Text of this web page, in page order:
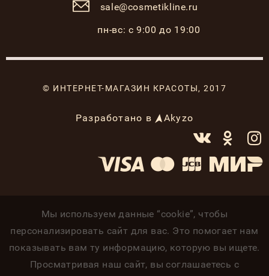
sale@cosmetikline.ru
пн-вс: с 9:00 до 19:00
© ИНТЕРНЕТ-МАГАЗИН КРАСОТЫ, 2017
Разработано в Akyzo
Мы используем данные “cookie”, чтобы
персонализировать сайт для вас. Это помогает нам
показывать вам ту информацию, которую вы ищете.
Просматривая наш сайт, вы соглашаетесь с